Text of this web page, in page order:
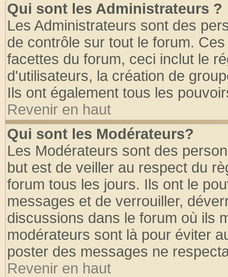
Qui sont les Administrateurs ?
Les Administrateurs sont des
de contrôle sur tout le forum.
facettes du forum, ceci inclut le
d'utilisateurs, la création de
Ils ont également tous les
Revenir en haut
Qui sont les Modérateurs?
Les Modérateurs sont des
but est de veiller au respect du
forum tous les jours. Ils ont le
messages et de verrouiller,
discussions dans le forum où ils
modérateurs sont là pour éviter
poster des messages ne
Revenir en haut